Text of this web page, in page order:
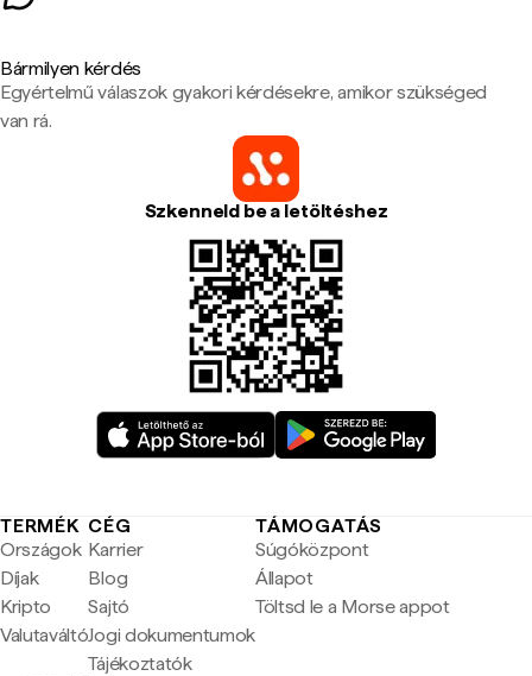
Bármilyen kérdés
Egyértelmű válaszok gyakori kérdésekre, amikor szükséged
van rá.
Szkenneld be a letöltéshez
TERMÉK
Országok
Díjak
Kripto
Valutaváltó
CÉG
Karrier
Blog
Sajtó
Jogi dokumentumok
Tájékoztatók
TÁMOGATÁS
Súgóközpont
Állapot
Töltsd le a Morse appot